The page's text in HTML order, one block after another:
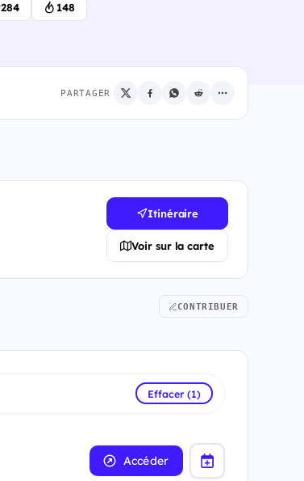
284 148
PARTAGER
Itinéraire
Voir sur la carte
CONTRIBUER
Effacer (1)
Accéder